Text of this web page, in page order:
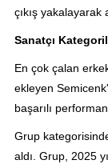
çıkış yakalayarak
Sanatçı
En çok çalan
ekleyen
başarılı
Grup
aldı. Grup, 2025